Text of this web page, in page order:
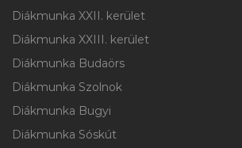
Diákmunka XXII. kerület
Diákmunka XXIII. kerület
Diákmunka Budaörs
Diákmunka Szolnok
Diákmunka Bugyi
Diákmunka Sóskút